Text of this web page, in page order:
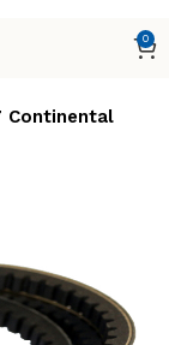
0
Continental